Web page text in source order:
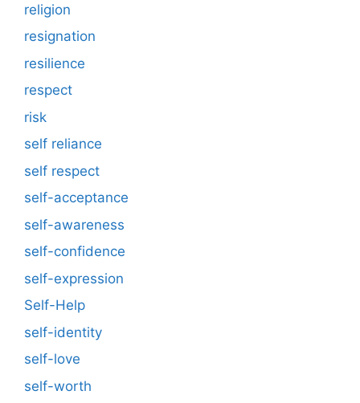
religion
resignation
resilience
respect
risk
self reliance
self respect
self-acceptance
self-awareness
self-confidence
self-expression
Self-Help
self-identity
self-love
self-worth